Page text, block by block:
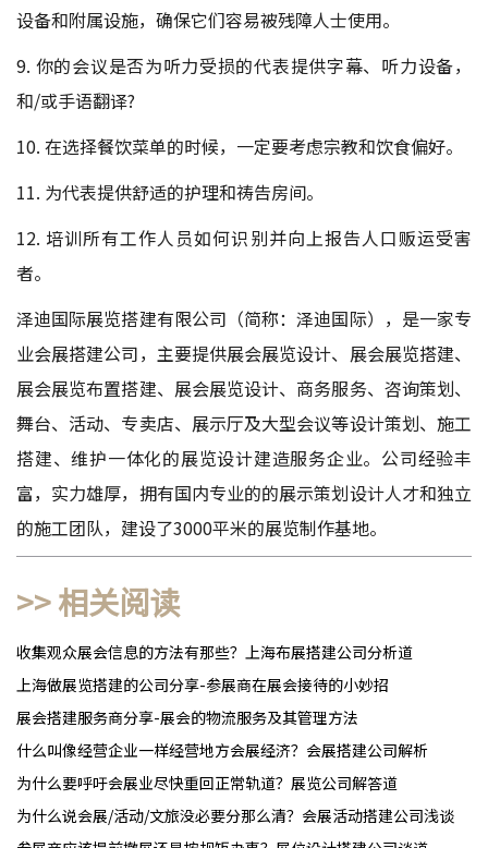
设备和附属设施，确保它们容易被残障人士使用。
9. 你的会议是否为听力受损的代表提供字幕、听力设备，
和/或手语翻译?
10. 在选择餐饮菜单的时候，一定要考虑宗教和饮食偏好。
11. 为代表提供舒适的护理和祷告房间。
12. 培训所有工作人员如何识别并向上报告人口贩运受害
者。
泽迪国际展览搭建有限公司（简称：泽迪国际），是一家专
业会展搭建公司，主要提供展会展览设计、展会展览搭建、
展会展览布置搭建、展会展览设计、商务服务、咨询策划、
舞台、活动、专卖店、展示厅及大型会议等设计策划、施工
搭建、维护一体化的展览设计建造服务企业。公司经验丰
富，实力雄厚，拥有国内专业的的展示策划设计人才和独立
的施工团队，建设了3000平米的展览制作基地。
>> 相关阅读
收集观众展会信息的方法有那些？上海布展搭建公司分析道
上海做展览搭建的公司分享-参展商在展会接待的小妙招
展会搭建服务商分享-展会的物流服务及其管理方法
什么叫像经营企业一样经营地方会展经济？会展搭建公司解析
为什么要呼吁会展业尽快重回正常轨道？展览公司解答道
为什么说会展/活动/文旅没必要分那么清？会展活动搭建公司浅谈